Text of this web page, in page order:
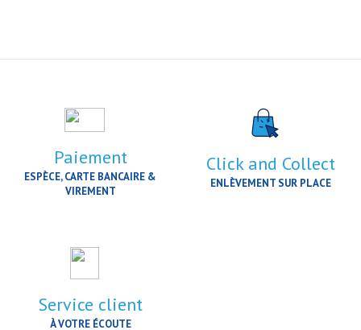
Paiement
ESPÈCE, CARTE BANCAIRE &
VIREMENT
Click and Collect
ENLÈVEMENT SUR PLACE
Service client
À VOTRE ÉCOUTE